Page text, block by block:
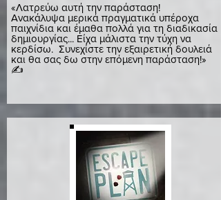
«Λατρεύω αυτή την παράσταση!
Ανακάλυψα μερικά πραγματικά υπέροχα
παιχνίδια και έμαθα πολλά για τη διαδικασία
δημιουργίας... Είχα μάλιστα την τύχη να
κερδίσω. Συνεχίστε την εξαιρετική δουλειά
και θα σας δω στην επόμενη παράσταση!»
✍️